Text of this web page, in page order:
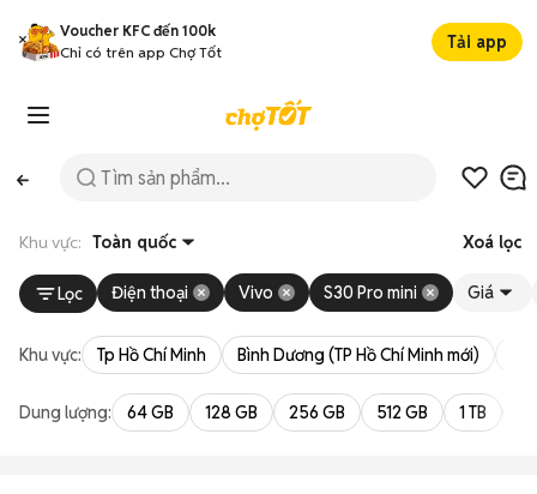
Voucher KFC đến 100k
Chỉ có trên app Chợ Tốt
Tải app
Khu vực: Toàn quốc Xoá lọc
Lọc Điện thoại Vivo S30 Pro mini Giá
Khu vực: Tp Hồ Chí Minh Bình Dương (TP Hồ Chí Minh mới)
Dung lượng: 64 GB 128 GB 256 GB 512 GB 1 TB